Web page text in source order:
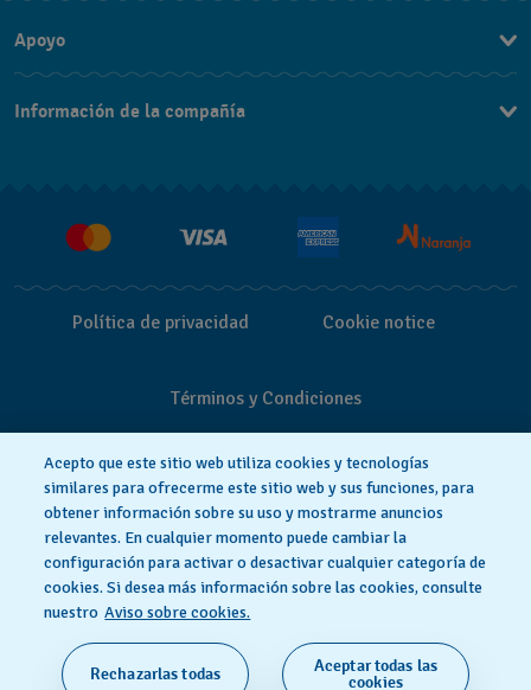
Apoyo
Preguntas Frecuentes
Información de la compañía
Política de privacidad Cookie notice
Términos y Condiciones
HECHO EN SUIZA
Acepto que este sitio web utiliza cookies y tecnologías
similares para ofrecerme este sitio web y sus funciones, para
obtener información sobre su uso y mostrarme anuncios
relevantes. En cualquier momento puede cambiar la
configuración para activar o desactivar cualquier categoría de
cookies. Si desea más información sobre las cookies, consulte
nuestro Aviso sobre cookies.
Rechazarlas todas
Aceptar todas las
cookies